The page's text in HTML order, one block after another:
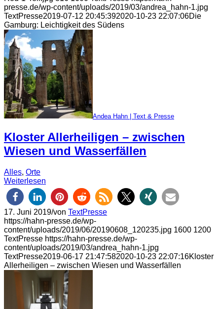
presse.de/wp-content/uploads/2019/03/andrea_hahn-1.jpg
TextPresse2019-07-12 20:45:392020-10-23 22:07:06Die
Gamburg: Leichtigkeit des Südens
Andea Hahn | Text & Presse
Kloster Allerheiligen – zwischen
Wiesen und Wasserfällen
Alles, Orte
Weiterlesen
17. Juni 2019/von TextPresse
https://hahn-presse.de/wp-
content/uploads/2019/06/20190608_120235.jpg 1600 1200
TextPresse https://hahn-presse.de/wp-
content/uploads/2019/03/andrea_hahn-1.jpg
TextPresse2019-06-17 21:47:582020-10-23 22:07:16Kloster
Allerheiligen – zwischen Wiesen und Wasserfällen